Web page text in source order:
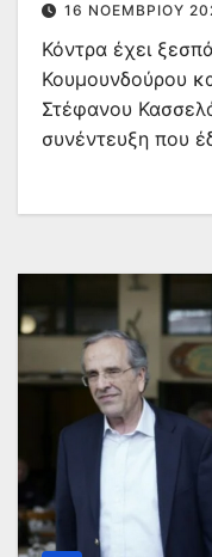
16 ΝΟΕΜΒΡΊΟΥ
Κόντρα έχει
Κουμουνδούρου
Στέφανου
συνέντευξη που